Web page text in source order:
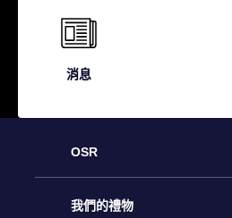
消息
OSR
客戶服務
我們的禮物